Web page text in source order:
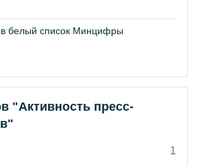
белый список Минцифры
"Активность пресс-
1